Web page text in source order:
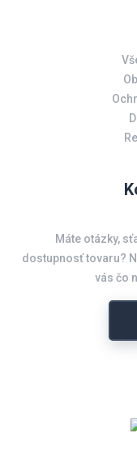
Máte otázky,
dostupnosť tovaru?
vás čo